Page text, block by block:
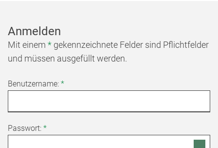
Anmelden
Mit einem * gekennzeichnete Felder sind Pflichtfelder
und müssen ausgefüllt werden.
Benutzername: *
Passwort: *